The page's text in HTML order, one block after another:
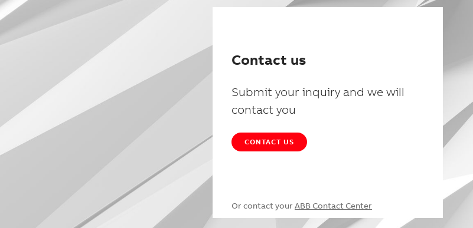
Contact us
Submit your inquiry and we will
contact you
CONTACT US
Or contact your ABB Contact Center